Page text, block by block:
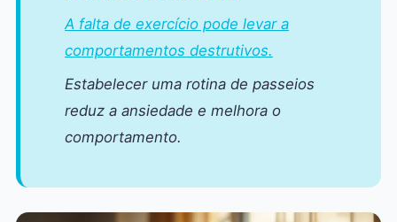
A falta de exercício pode levar a
comportamentos destrutivos.
Estabelecer uma rotina de passeios
reduz a ansiedade e melhora o
comportamento.